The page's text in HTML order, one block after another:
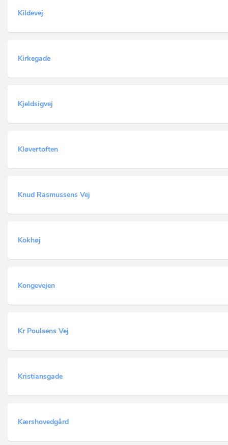
Kildevej
Kirkegade
Kjeldsigvej
Kløvertoften
Knud Rasmussens Vej
Kokhøj
Kongevejen
Kr Poulsens Vej
Kristiansgade
Kærshovedgård